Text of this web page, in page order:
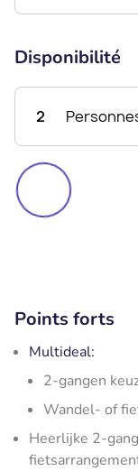
Disponibilité
2
Points forts
Multideal:
2-gangen
Wandel- of
Heerlijke 2-